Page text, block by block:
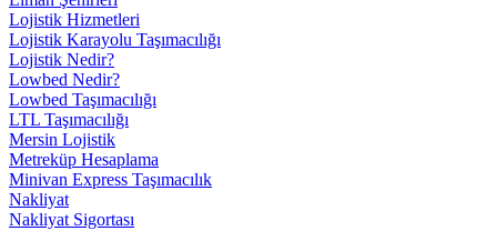
Lojistik Hizmetleri
Lojistik Karayolu Taşımacılığı
Lojistik Nedir?
Lowbed Nedir?
Lowbed Taşımacılığı
LTL Taşımacılığı
Mersin Lojistik
Metreküp Hesaplama
Minivan Express Taşımacılık
Nakliyat
Nakliyat Sigortası